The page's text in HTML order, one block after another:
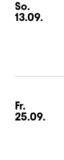
So.
13.09.
Fr.
25.09.